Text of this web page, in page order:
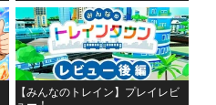
【みんなのトレイン】プレイレビ